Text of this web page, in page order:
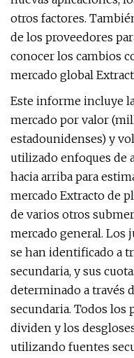
otros factores.
de los proveedores
conocer los cambios
mercado global
Este informe incluye
mercado por valor
estadounidenses) y
utilizado enfoques de
hacia arriba para
mercado Extracto de
de varios otros
mercado general. Los
se han identificado a
secundaria, y sus
determinado a través
secundaria. Todos los
dividen y los
utilizando fuentes